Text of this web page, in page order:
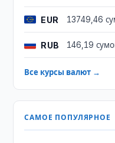
EUR 13749,46
RUB 146,19
Все курсы валют →
САМОЕ ПОПУЛЯРНОЕ